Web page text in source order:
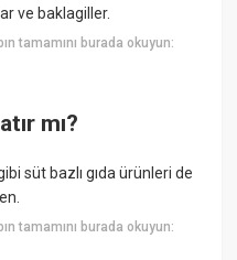
ve baklagiller.
tamamını burada okuyun:
mı?
süt bazlı gıda ürünleri de
tamamını burada okuyun: